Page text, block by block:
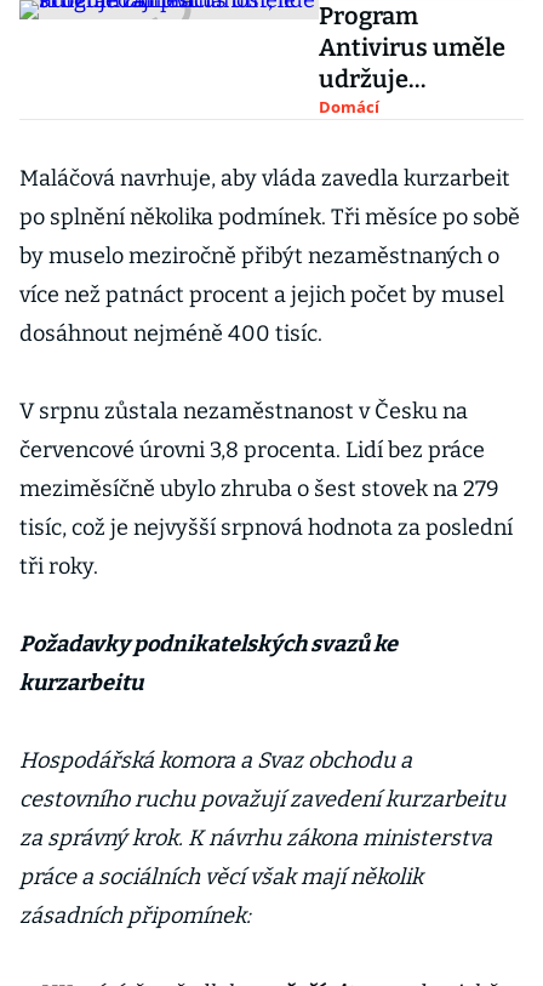
Program
Antivirus uměle
udržuje
zaměstnanost,
práci
Domácí
Maláčová navrhuje, aby vláda zavedla kurzarbeit
po splnění několika podmínek. Tři měsíce po sobě
by muselo meziročně přibýt nezaměstnaných o
více než patnáct procent a jejich počet by musel
dosáhnout nejméně 400 tisíc.
V srpnu zůstala nezaměstnanost v Česku na
červencové úrovni 3,8 procenta. Lidí bez práce
meziměsíčně ubylo zhruba o šest stovek na 279
tisíc, což je nejvyšší srpnová hodnota za poslední
tři roky.
Požadavky podnikatelských svazů ke
kurzarbeitu
Hospodářská komora a Svaz obchodu a
cestovního ruchu považují zavedení kurzarbeitu
za správný krok. K návrhu zákona ministerstva
práce a sociálních věcí však mají několik
zásadních připomínek: